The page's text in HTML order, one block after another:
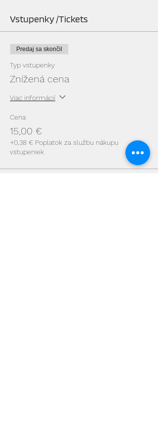
Vstupenky /Tickets
Predaj sa skončil
Typ vstupenky
Znížená cena
Viac informácií
Cena
15,00 €
+0,38 € Poplatok za službu nákupu
vstupeniek